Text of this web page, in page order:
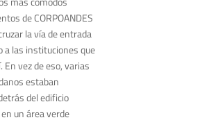
de CORPOANDES
la vía de entrada
a las instituciones que
vez de eso, varias
estaban
del edificio
un área verde